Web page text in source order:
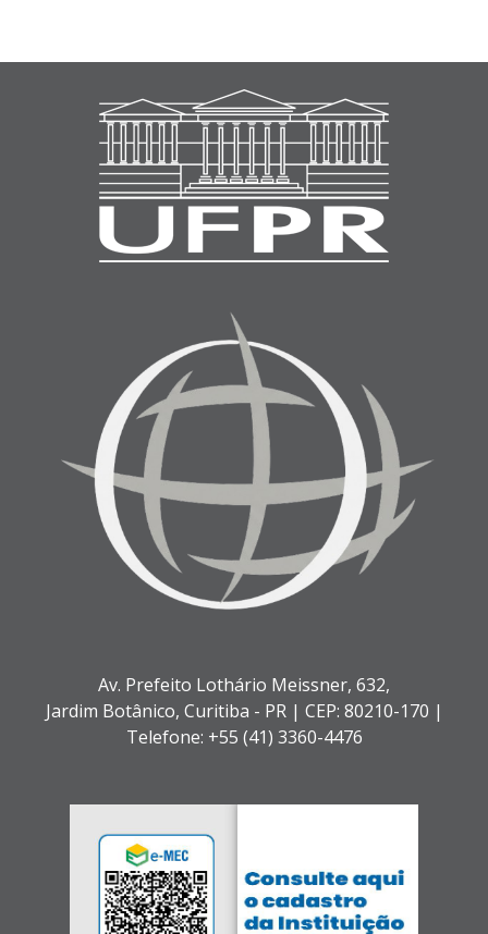
Av. Prefeito Lothário Meissner, 632,
Jardim Botânico, Curitiba - PR | CEP: 80210-170 |
Telefone: +55 (41) 3360-4476